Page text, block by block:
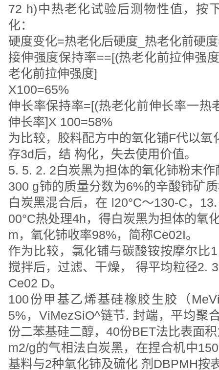
72 h)中热老化试验后测物性值，按
化：
硬度变化=热老化后硬度_热老化前硬
接伸强度保持率==[(热老化前拉伸强
老化前拉伸强度]
X100=65%
伸长率保持率=[(热老化前伸长率一热
伸长率]X 100=58%
为比较，胶料配方中的氧化铺F代以
存3d后，结 构化，失去使用价值。
5. 5. 2. 2白炭黑为担体的氧化铈粉末
300 g铈的质量分数为6%的辛酸铈矿
白炭黑混合后，在 l20°C〜130-C，
00°C热处理4h，得白炭黑为担体的氧
m，氧化铈收率98%，简称Ce02I。
作为比较，氯化铺与碳酸铵按摩尔比
搅拌后，过滤、干燥， 得平均粒径2.
Ce02 D。
100份甲基乙烯基硅橡胶生胶（
5%，ViMezSiO^链节. 封端，平均聚
份二苯基硅二醇，40份BET法比表面
m2/g的气相法白炭黑，在捏合机中
基料与2种氧化铈及硫化 剂DBPMH